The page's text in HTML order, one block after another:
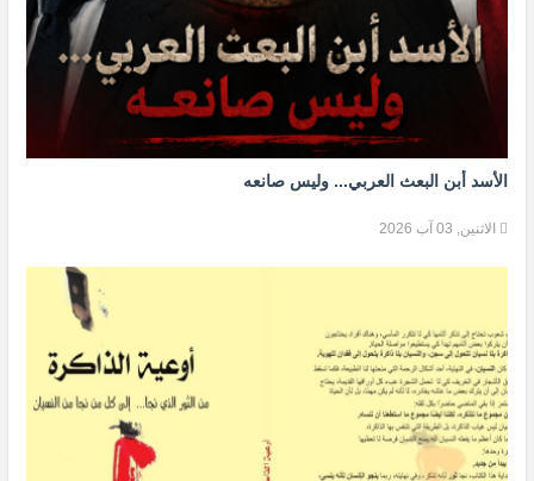
الأسد أبن البعث العربي... وليس صانعه
الاثنين, 03 آب 2026